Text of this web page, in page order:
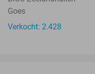
Goes
Verkocht: 2.428